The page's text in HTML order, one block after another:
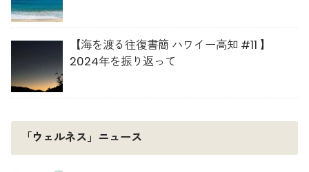
【海を渡る往復書簡 ハワイー高知 #11 】
2024年を振り返って
「ウェルネス」ニュース